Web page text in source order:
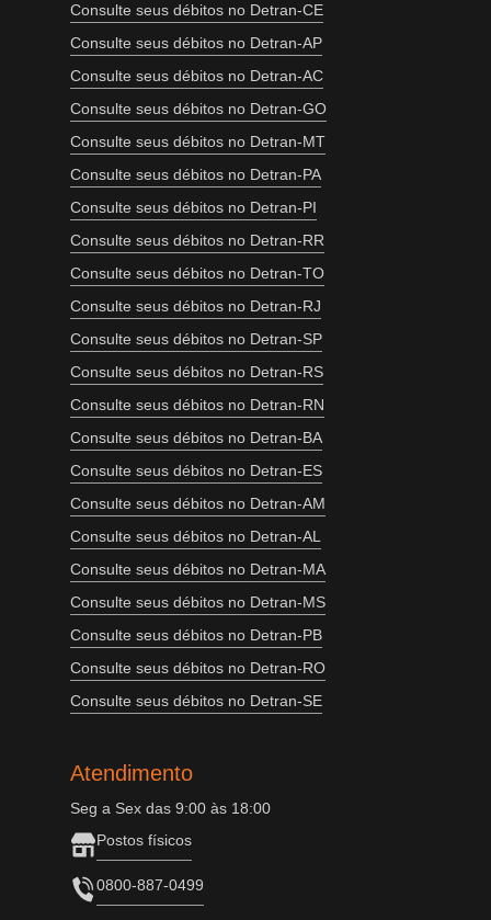
Consulte seus débitos no Detran-CE
Consulte seus débitos no Detran-AP
Consulte seus débitos no Detran-AC
Consulte seus débitos no Detran-GO
Consulte seus débitos no Detran-MT
Consulte seus débitos no Detran-PA
Consulte seus débitos no Detran-PI
Consulte seus débitos no Detran-RR
Consulte seus débitos no Detran-TO
Consulte seus débitos no Detran-RJ
Consulte seus débitos no Detran-SP
Consulte seus débitos no Detran-RS
Consulte seus débitos no Detran-RN
Consulte seus débitos no Detran-BA
Consulte seus débitos no Detran-ES
Consulte seus débitos no Detran-AM
Consulte seus débitos no Detran-AL
Consulte seus débitos no Detran-MA
Consulte seus débitos no Detran-MS
Consulte seus débitos no Detran-PB
Consulte seus débitos no Detran-RO
Consulte seus débitos no Detran-SE
Atendimento
Seg a Sex das 9:00 às 18:00
Postos físicos
0800-887-0499